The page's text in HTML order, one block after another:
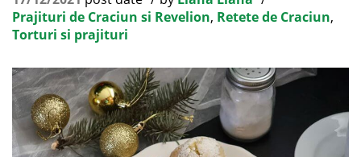
Prajituri de Craciun si Revelion, Retete de Craciun,
Torturi si prajituri